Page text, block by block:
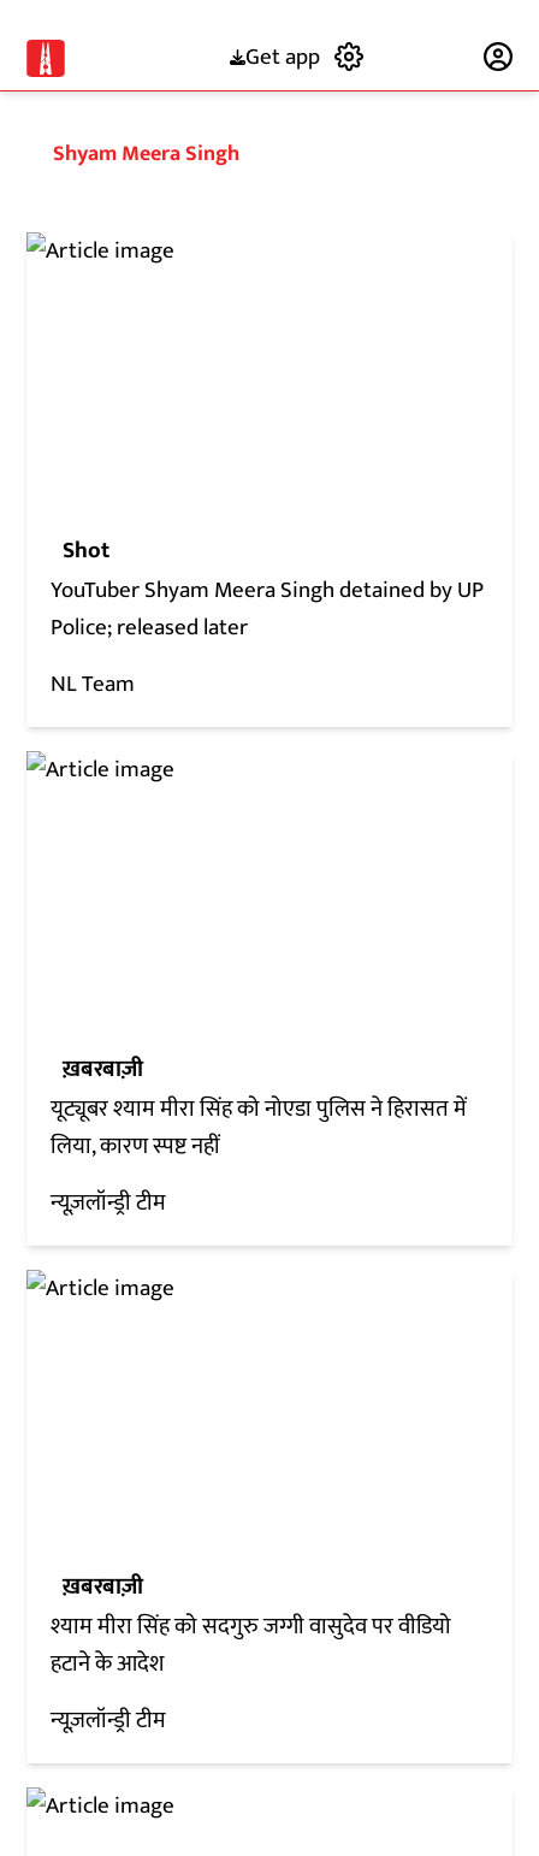
Get app
Shyam Meera Singh
Shot
YouTuber Shyam Meera Singh detained by UP
Police; released later
NL Team
ख़बरबाज़ी
यूट्यूबर श्याम मीरा सिंह को नोएडा पुलिस ने हिरासत में
लिया, कारण स्पष्ट नहीं
न्यूज़लॉन्ड्री टीम
ख़बरबाज़ी
श्याम मीरा सिंह को सदगुरु जग्गी वासुदेव पर वीडियो
हटाने के आदेश
न्यूज़लॉन्ड्री टीम